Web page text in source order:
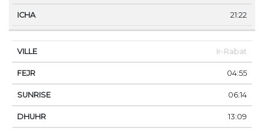
21:22
Ir-Rabat
04:55
06:14
13:09